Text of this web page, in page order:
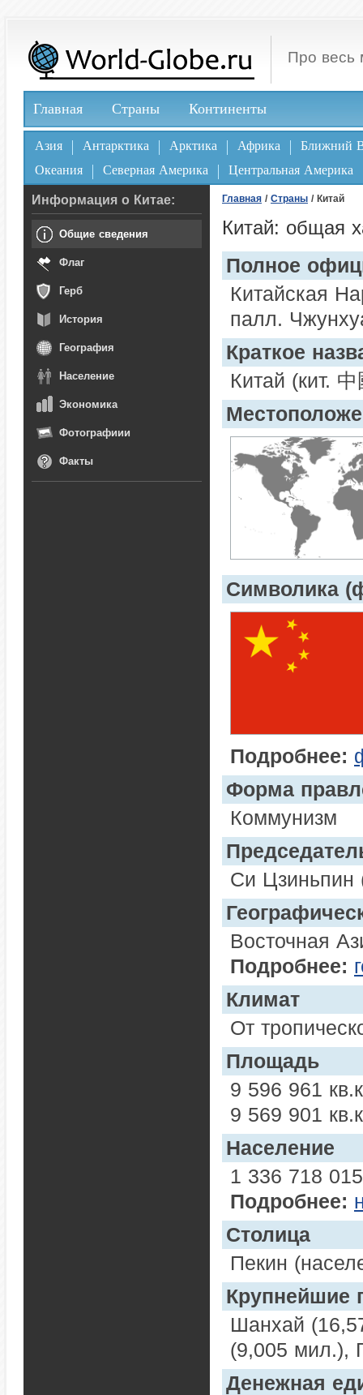
Про весь
Главная Страны Континенты
Азия Антарктика Арктика Африка
Ближний
Океания
Северная Америка Центральная Америка
Главная / Страны / Китай
Китай: общая
Полное
Китайская
палл.
Краткое
Китай (кит. 中
Символика
Подробнее:
Форма
Коммунизм
Си Цзиньпин
Восточная
Подробнее:
Климат
От
Площадь
9 596 961
9 569 901
Население
1 336 718
Подробнее:
Столица
Пекин
Крупнейшие
Шанхай
(9,005 мил.),
Денежная
Информация о Китае:
Общие сведения
Флаг
Герб
История
География
Население
Экономика
Фотографиии
Факты